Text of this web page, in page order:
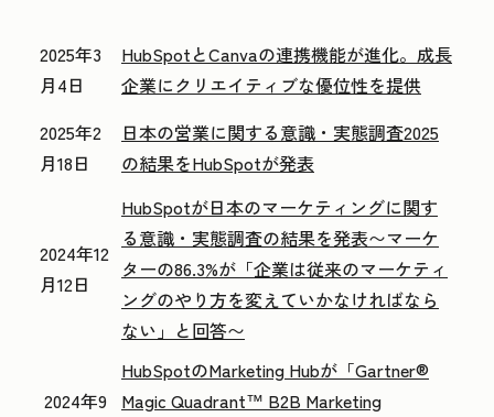
2025年3
月4日
HubSpotとCanvaの連携機能が進化。成長
企業にクリエイティブな優位性を提供
2025年2
月18日
日本の営業に関する意識・実態調査2025
の結果をHubSpotが発表
2024年12
月12日
HubSpotが日本のマーケティングに関す
る意識・実態調査の結果を発表〜マーケ
ターの86.3%が「企業は従来のマーケティ
ングのやり方を変えていかなければなら
ない」と回答〜
2024年9
HubSpotのMarketing Hubが「Gartner®
Magic Quadrant™ B2B Marketing